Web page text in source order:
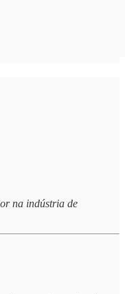
na indústria de